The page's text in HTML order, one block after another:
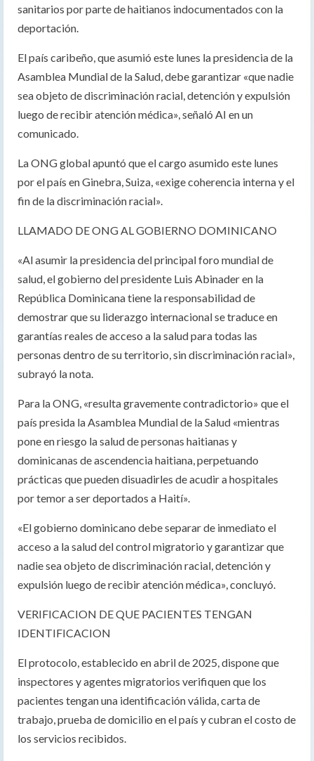
sanitarios por parte de haitianos indocumentados con la
deportación.
El país caribeño, que asumió este lunes la presidencia de la
Asamblea Mundial de la Salud, debe garantizar «que nadie
sea objeto de discriminación racial, detención y expulsión
luego de recibir atención médica», señaló AI en un
comunicado.
La ONG global apuntó que el cargo asumido este lunes
por el país en Ginebra, Suiza, «exige coherencia interna y el
fin de la discriminación racial».
LLAMADO DE ONG AL GOBIERNO DOMINICANO
«Al asumir la presidencia del principal foro mundial de
salud, el gobierno del presidente Luis Abinader en la
República Dominicana tiene la responsabilidad de
demostrar que su liderazgo internacional se traduce en
garantías reales de acceso a la salud para todas las
personas dentro de su territorio, sin discriminación racial»,
subrayó la nota.
Para la ONG, «resulta gravemente contradictorio» que el
país presida la Asamblea Mundial de la Salud «mientras
pone en riesgo la salud de personas haitianas y
dominicanas de ascendencia haitiana, perpetuando
prácticas que pueden disuadirles de acudir a hospitales
por temor a ser deportados a Haití».
«El gobierno dominicano debe separar de inmediato el
acceso a la salud del control migratorio y garantizar que
nadie sea objeto de discriminación racial, detención y
expulsión luego de recibir atención médica», concluyó.
VERIFICACION DE QUE PACIENTES TENGAN
IDENTIFICACION
El protocolo, establecido en abril de 2025, dispone que
inspectores y agentes migratorios verifiquen que los
pacientes tengan una identificación válida, carta de
trabajo, prueba de domicilio en el país y cubran el costo de
los servicios recibidos.